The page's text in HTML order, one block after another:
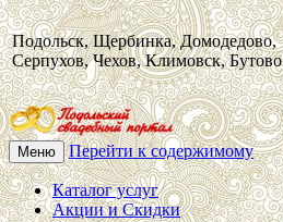
Подольск, Щербинка, Домодедово,
Серпухов, Чехов, Климовск, Бутово
Меню Перейти к содержимому
Каталог услуг
Акции и Скидки